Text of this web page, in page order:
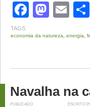
TAGS
economia da natureza energia
Navalha na
PUBLICADO ESCRITO